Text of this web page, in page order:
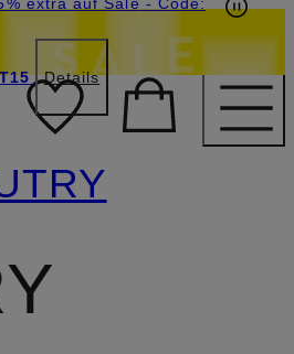
Details